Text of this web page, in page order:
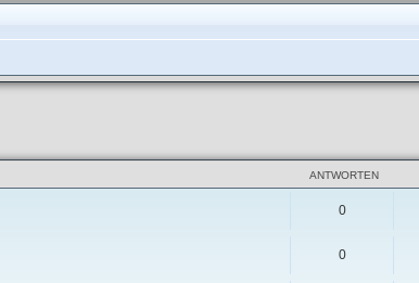
ANTWORTEN
0
0